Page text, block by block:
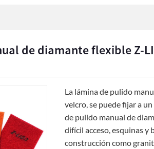
de diamante flexible Z-
La lámina de pulido
velcro, se puede fijar a
de pulido manual de
difícil acceso, esquinas y
construcción como